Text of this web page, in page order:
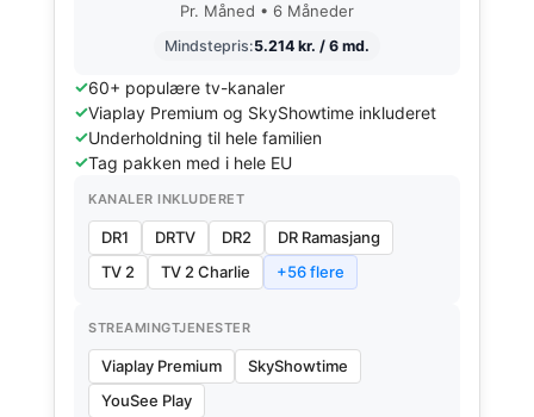
Pr. Måned • 6 Måneder
Mindstepris:5.214 kr. / 6 md.
60+ populære tv-kanaler
Viaplay Premium og SkyShowtime inkluderet
Underholdning til hele familien
Tag pakken med i hele EU
KANALER INKLUDERET
DR1 DRTV DR2
DR Ramasjang
TV 2
TV 2 Charlie +56 flere
STREAMINGTJENESTER
Viaplay Premium
SkyShowtime
YouSee Play